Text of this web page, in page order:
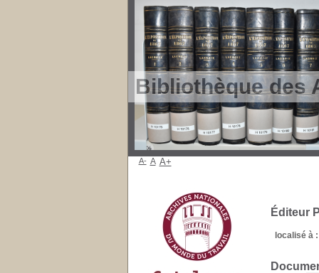
Bibliothèque des
Éditeur
localisé à :
A- A A+